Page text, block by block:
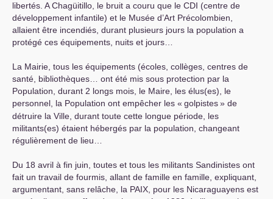
libertés. A Chagüitillo, le bruit a couru que le CDI (centre de
développement infantile) et le Musée d’Art Précolombien,
allaient être incendiés, durant plusieurs jours la population a
protégé ces équipements, nuits et jours…
La Mairie, tous les équipements (écoles, collèges, centres de
santé, bibliothèques… ont été mis sous protection par la
Population, durant 2 longs mois, le Maire, les élus(es), le
personnel, la Population ont empêcher les « golpistes» de
détruire la Ville, durant toute cette longue période, les
militants(es) étaient hébergés par la population, changeant
régulièrement de lieu…
Du 18 avril à fin juin, toutes et tous les militants Sandinistes ont
fait un travail de fourmis, allant de famille en famille, expliquant,
argumentant, sans relâche, la PAIX , pour les Nicaraguayens est